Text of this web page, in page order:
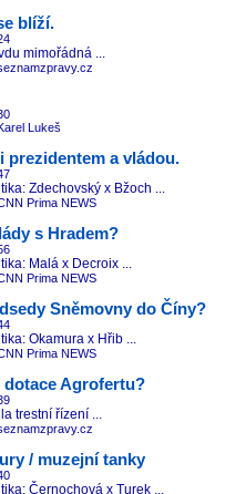
blíží.
mimořádná ...
Lukeš
prezidentem a vládou.
Zdechovský x Bžoch ...
Prima NEWS
s Hradem?
Malá x Decroix ...
Prima NEWS
Sněmovny do Číny?
Okamura x Hřib ...
Prima NEWS
dotace Agrofertu?
trestní řízení ...
/ muzejní tanky
Černochová x Turek ...